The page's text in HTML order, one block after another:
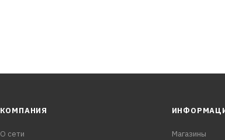
КОМПАНИЯ
О сети
Магазины